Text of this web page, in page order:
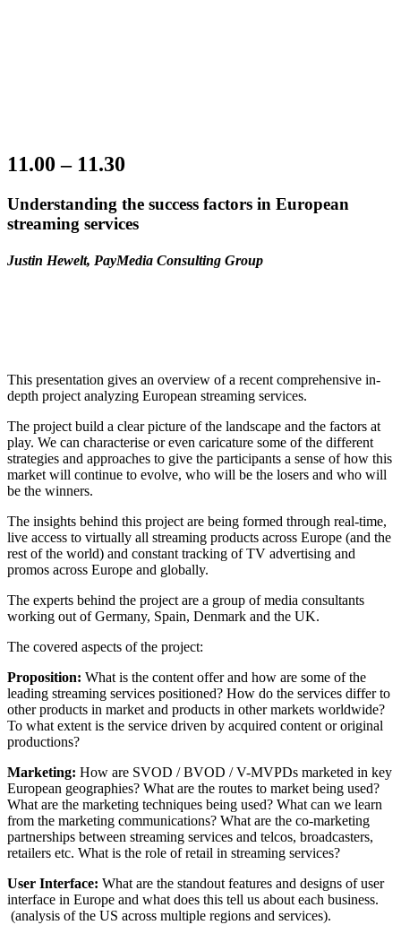
11.00 – 11.30
Understanding the success factors in European
streaming services
Justin Hewelt, PayMedia Consulting Group
This presentation gives an overview of a recent comprehensive in-
depth project analyzing European streaming services.
The project build a clear picture of the landscape and the factors at
play. We can characterise or even caricature some of the different
strategies and approaches to give the participants a sense of how this
market will continue to evolve, who will be the losers and who will
be the winners.
The insights behind this project are being formed through real-time,
live access to virtually all streaming products across Europe (and the
rest of the world) and constant tracking of TV advertising and
promos across Europe and globally.
The experts behind the project are a group of media consultants
working out of Germany, Spain, Denmark and the UK.
The covered aspects of the project:
Proposition: What is the content offer and how are some of the
leading streaming services positioned? How do the services differ to
other products in market and products in other markets worldwide?
To what extent is the service driven by acquired content or original
productions?
Marketing: How are SVOD / BVOD / V-MVPDs marketed in key
European geographies? What are the routes to market being used?
What are the marketing techniques being used? What can we learn
from the marketing communications? What are the co-marketing
partnerships between streaming services and telcos, broadcasters,
retailers etc. What is the role of retail in streaming services?
User Interface: What are the standout features and designs of user
interface in Europe and what does this tell us about each business.
(analysis of the US across multiple regions and services).